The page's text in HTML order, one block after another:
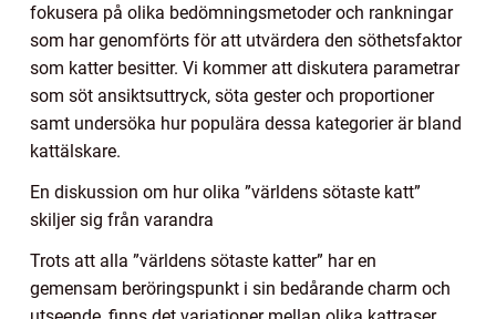
fokusera på olika bedömningsmetoder och rankningar
som har genomförts för att utvärdera den söthetsfaktor
som katter besitter. Vi kommer att diskutera parametrar
som söt ansiktsuttryck, söta gester och proportioner
samt undersöka hur populära dessa kategorier är bland
kattälskare.
En diskussion om hur olika ”världens sötaste katt”
skiljer sig från varandra
Trots att alla ”världens sötaste katter” har en
gemensam beröringspunkt i sin bedårande charm och